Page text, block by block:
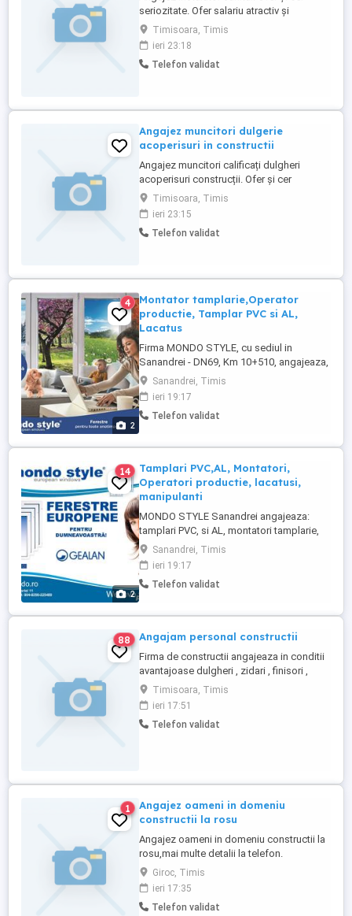
seriozitate. Ofer salariu atractiv și
posibilitate de cazare. Mai multe detalii la
telefon.
Timisoara, Timis
ieri 23:18
Telefon validat
Angajez muncitori dulgerie
acoperisuri in constructii
Angajez muncitori calificați dulgheri
acoperisuri construcții. Ofer și cer
seriozitate. Ofer salariu atractiv. Mai multe
detalii la telefon.
Timisoara, Timis
ieri 23:15
Telefon validat
2
4
Montator tamplarie,Operator
productie, Tamplar PVC si AL,
Lacatus
Firma MONDO STYLE, cu sediul in
Sanandrei - DN69, Km 10+510, angajeaza,
in conditii avantajoase, Montator
Tamplarie, Operator productie, Tamplar
PVC si AL, lacatus, etc. Cerinte: -
experienta in domeniu - seriozitate -
permis de conducere - Cat B Se ofera: - ...
Sanandrei, Timis
ieri 19:17
Telefon validat
2
14
Tamplari PVC,AL, Montatori,
Operatori productie, lacatusi,
manipulanti
MONDO STYLE Sanandrei angajeaza:
tamplari PVC, si AL, montatori tamplarie,
operatori productie, lacatusi, manipulanti
Cerinte: - persoana serioasa; - persoana
dinamica, comunicativa, - capacitate de
adaptare si capacitatea de a lucra in
conducere - cat B Pentru ...
Sanandrei, Timis
ieri 19:17
Telefon validat
88 Angajam personal constructii
Firma de constructii angajeaza in conditii
avantajoase dulgheri , zidari , finisori ,
rigipsari si muncitori necalificati . Rugam
seriozitate!
Timisoara, Timis
ieri 17:51
Telefon validat
1
Angajez oameni in domeniu
constructii la rosu
Angajez oameni in domeniu constructii la
rosu,mai multe detalii la telefon.
Giroc, Timis
ieri 17:35
Telefon validat